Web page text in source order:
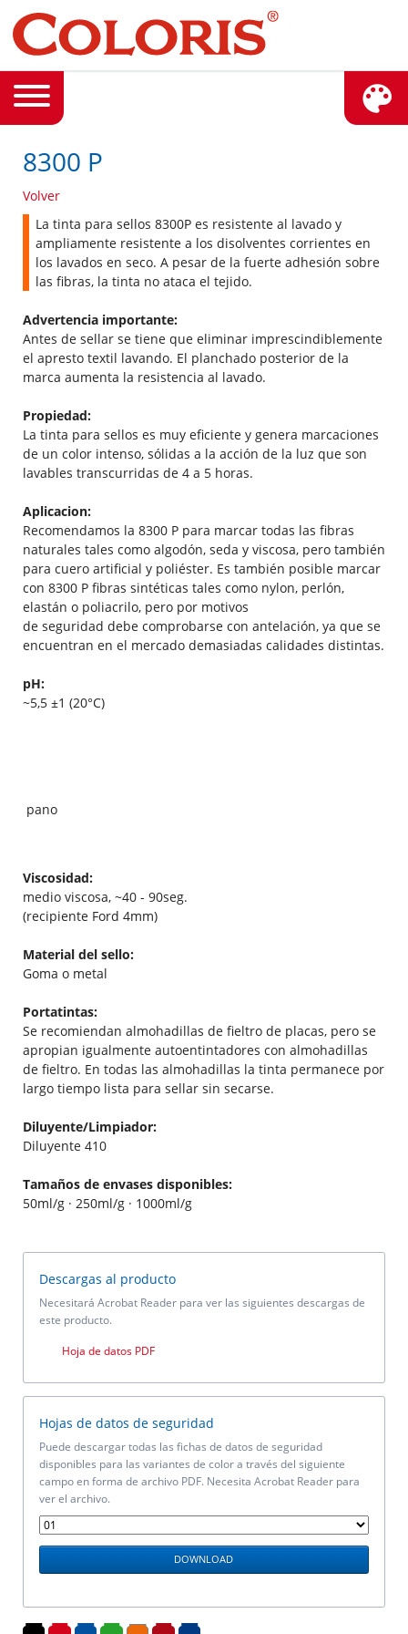
8300 P
Volver
La tinta para sellos 8300P es resistente al lavado y
ampliamente resistente a los disolventes corrientes en
los lavados en seco. A pesar de la fuerte adhesión sobre
las fibras, la tinta no ataca el tejido.
Advertencia importante:
Antes de sellar se tiene que eliminar imprescindiblemente
el apresto textil lavando. El planchado posterior de la
marca aumenta la resistencia al lavado.
Propiedad:
La tinta para sellos es muy eficiente y genera marcaciones
de un color intenso, sólidas a la acción de la luz que son
lavables transcurridas de 4 a 5 horas.
Aplicacion:
Recomendamos la 8300 P para marcar todas las fibras
naturales tales como algodón, seda y viscosa, pero también
para cuero artificial y poliéster. Es también posible marcar
con 8300 P fibras sintéticas tales como nylon, perlón,
elastán o poliacrilo, pero por motivos
de seguridad debe comprobarse con antelación, ya que se
encuentran en el mercado demasiadas calidades distintas.
pH:
~5,5 ±1 (20°C)
pano
Viscosidad:
medio viscosa, ~40 - 90seg.
(recipiente Ford 4mm)
Material del sello:
Goma o metal
Portatintas:
Se recomiendan almohadillas de fieltro de placas, pero se
apropian igualmente autoentintadores con almohadillas
de fieltro. En todas las almohadillas la tinta permanece por
largo tiempo lista para sellar sin secarse.
Diluyente/Limpiador:
Diluyente 410
Tamaños de envases disponibles:
50ml/g · 250ml/g · 1000ml/g
Descargas al producto
Necesitará Acrobat Reader para ver las siguientes descargas de
este producto.
Hoja de datos PDF
Hojas de datos de seguridad
Puede descargar todas las fichas de datos de seguridad
disponibles para las variantes de color a través del siguiente
campo en forma de archivo PDF. Necesita Acrobat Reader para
ver el archivo.